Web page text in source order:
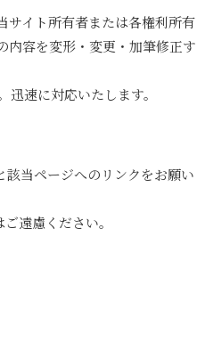
サイト所有者または各権利所有
内容を変形・変更・加筆修正す
速に対応いたします。
該当ページへのリンクをお願い
遠慮ください。